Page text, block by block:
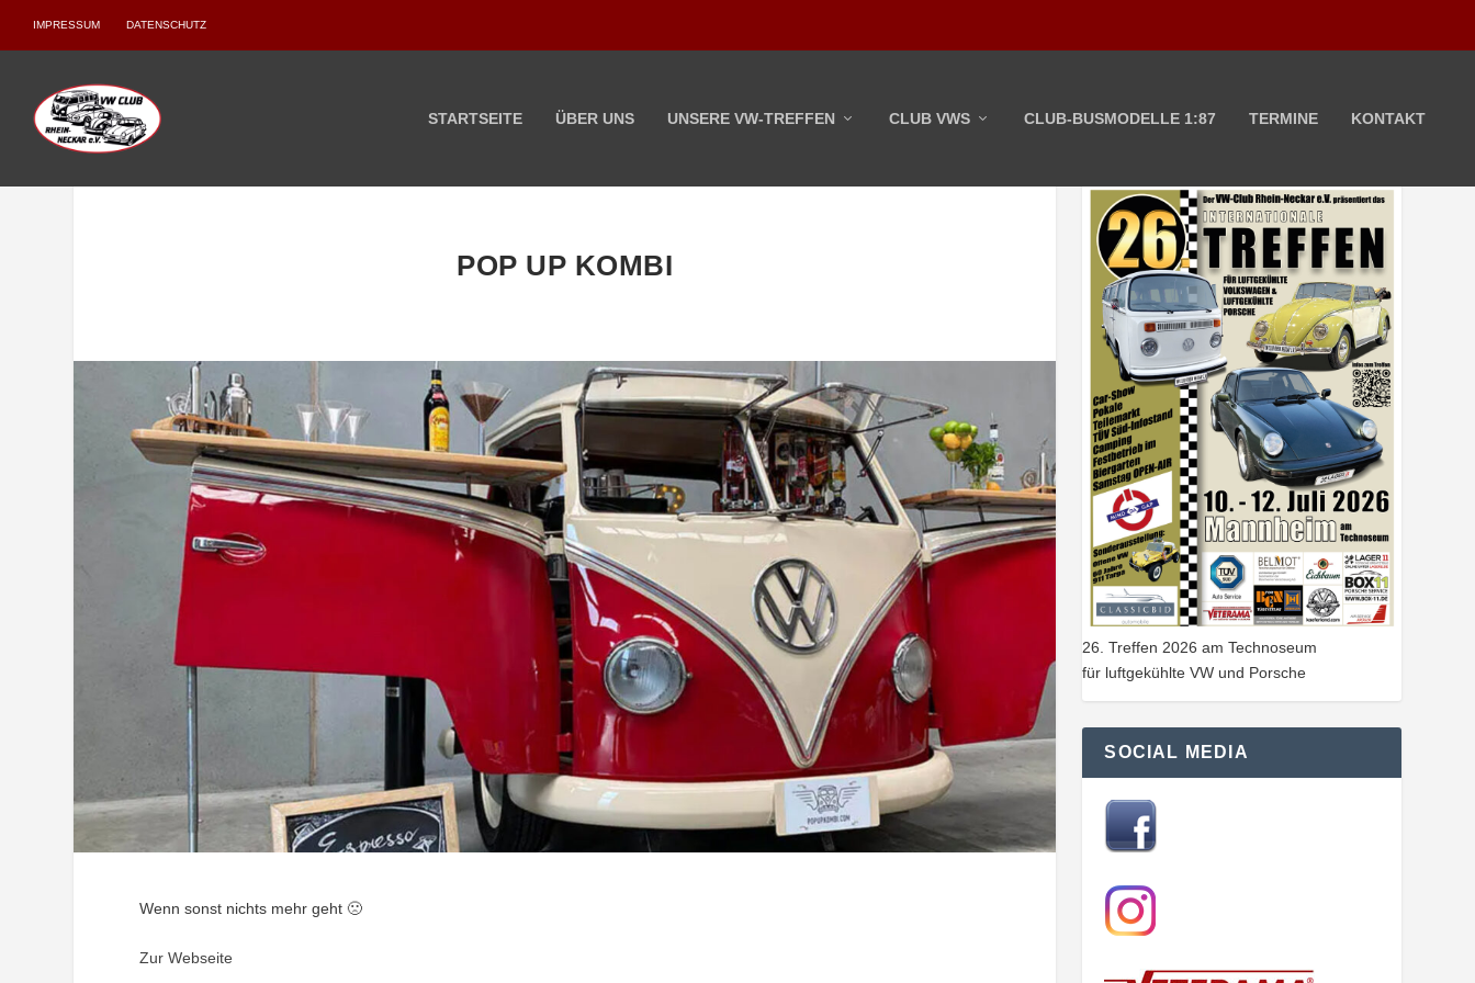
IMPRESSUM DATENSCHUTZ
STARTSEITE ÜBER UNS UNSERE VW-TREFFEN CLUB VWS CLUB-BUSMODELLE 1:87 TERMINE KONTAKT
POP UP KOMBI
Wenn sonst nichts mehr geht 🙁
Zur Webseite
26. Treffen 2026 am Technoseum
für luftgekühlte VW und Porsche
SOCIAL MEDIA